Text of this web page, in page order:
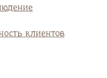
клиентов